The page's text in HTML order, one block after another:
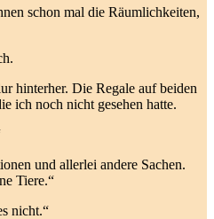
schon mal die Räumlichkeiten,
hinterher. Die Regale auf beiden
ich noch nicht gesehen hatte.
und allerlei andere Sachen.
Tiere.“
nicht.“